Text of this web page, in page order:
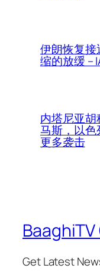
伊朗恢复接
缩的放缓 –
内塔尼亚
马斯，以色
更多袭击
Get Latest